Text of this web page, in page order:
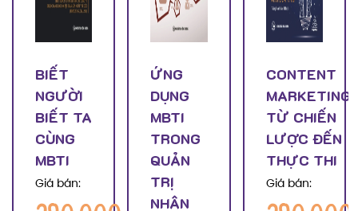
BIẾT
NGƯỜI
BIẾT TA
CÙNG
MBTI
Giá bán:
ỨNG
DỤNG
MBTI
TRONG
QUẢN
TRỊ
NHÂN
CONTENT
MARKETING
TỪ CHIẾN
LƯỢC ĐẾN
THỰC THI
Giá bán: